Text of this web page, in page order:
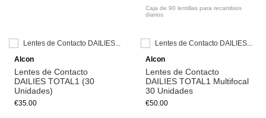
Caja de 90 lentillas para recambios
diarios
Alcon
Lentes de Contacto
DAILIES TOTAL1 (30
Unidades)
€35.00
Alcon
Lentes de Contacto
DAILIES TOTAL1 Multifocal
30 Unidades
€50.00